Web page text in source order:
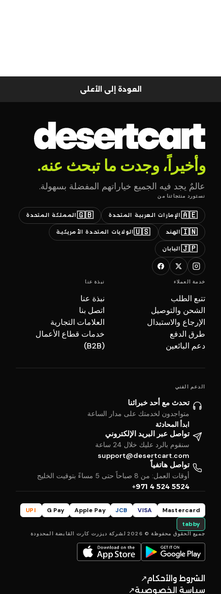
العودة إلى الأعلى
وأخيراً، وجدت ما تبحث عنه.
عالمٌ يجد فيه الجميع خياراتهم المفضلة بسهولة.
نستورد منتجاتنا من
🇦🇪 الإمارات العربية المتحدة 🇬🇧 المملكة المتحدة
🇮🇳 الهند 🇺🇸الولايات المتحدة الأمريكية
🇯🇵 اليابان
خدمة العملاء
تتبع الطلب
الشحن والتوصيل
الإرجاع والاستبدال
طرق الدفع
دعم البائعين
نبذة عنا
نبذة عنا
اتصل بنا
العلامات التجارية
خدمات قطاع الأعمال
(B2B)
الدعم الفني
تحدث مع أحد خبرائنا
متواجدون لخدمتك على مدار الساعة
ابدأ المحادثة
تواصل عبر البريد الإلكتروني
سنقوم بالرد عليك خلال 24 ساعة
support@desertcart.com
تواصل هاتفياً
أوقات العمل: من 8 صباحاً حتى 5 مساءً بتوقيت الخليج
+971 4 524 5524
Mastercard
VISA
JCB
Apple Pay
G Pay
UPI
tabby
جميع الحقوق محفوظة © 2026 لشركة ديزرت كارت القابضة المحدودة
الشروط والأحكام↗
سياسة الخصوصية↗